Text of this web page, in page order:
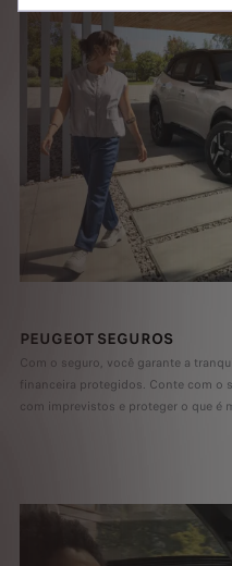
PEUGEOT SEGUROS
Com o seguro, você garante a
financeira protegidos. Conte com o
com imprevistos e proteger o que é